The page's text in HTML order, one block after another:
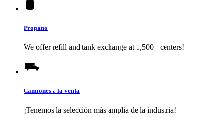
Propano
We offer refill and tank exchange at 1,500+ centers!
Camiones a la venta
¡Tenemos la selección más amplia de la industria!